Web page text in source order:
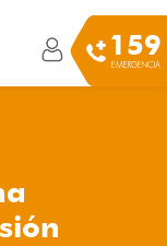
159
EMERGENCIA